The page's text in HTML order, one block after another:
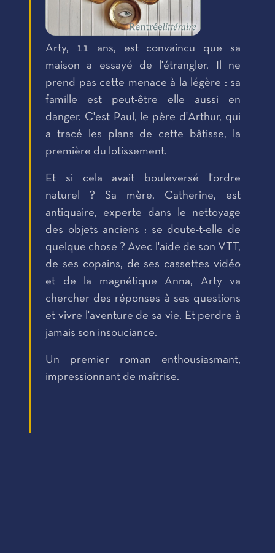
Arty, 11 ans, est convaincu que sa
maison a essayé de l'étrangler. Il ne
prend pas cette menace à la légère : sa
famille est peut-être elle aussi en
danger. C'est Paul, le père d'Arthur, qui
a tracé les plans de cette bâtisse, la
première du lotissement.
Et si cela avait bouleversé l'ordre
naturel ? Sa mère, Catherine, est
antiquaire, experte dans le nettoyage
des objets anciens : se doute-t-elle de
quelque chose ? Avec l'aide de son VTT,
de ses copains, de ses cassettes vidéo
et de la magnétique Anna, Arty va
chercher des réponses à ses questions
et vivre l'aventure de sa vie. Et perdre à
jamais son insouciance.
Un premier roman enthousiasmant,
impressionnant de maîtrise.